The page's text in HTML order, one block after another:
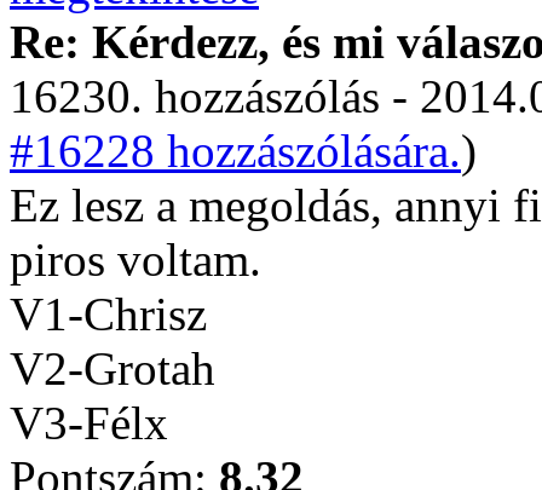
Re: Kérdezz, és mi
16230. hozzászólás -
#16228 hozzászólására.)
Ez lesz a megoldás, annyi
piros voltam.
V1-Chrisz
V2-Grotah
V3-Félx
Pontszám: 8.32